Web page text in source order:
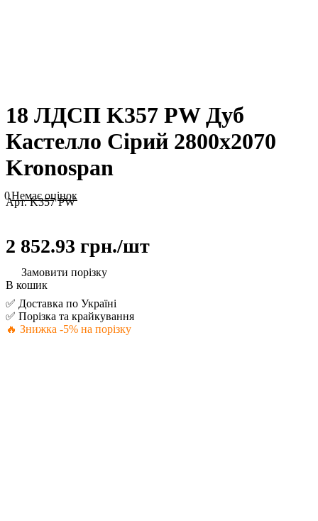
18 ЛДСП K357 PW Дуб
Кастелло Сірий 2800х2070
Kronospan
0Немає оцінок
Арт.K357 PW
2 852.93 грн./шт
Замовити порізку
В кошик
✅ Доставка по Україні
✅ Порізка та крайкування
🔥 Знижка -5% на порізку